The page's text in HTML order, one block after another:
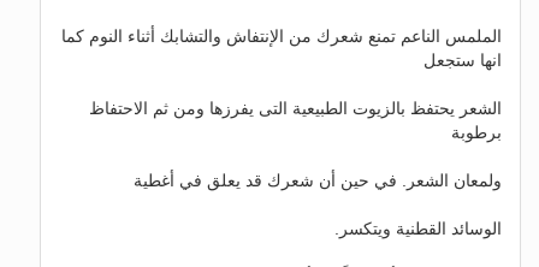
الملمس الناعم تمنع شعرك من الإنتفاش والتشابك أثناء النوم كما
انها ستجعل
الشعر يحتفظ بالزيوت الطبيعية التى يفرزها ومن ثم الاحتفاظ
برطوبة
ولمعان الشعر. في حين أن شعرك قد يعلق في أغطية
الوسائد القطنية ويتكسر.